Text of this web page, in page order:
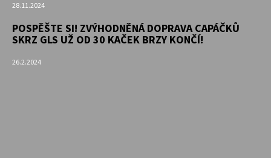
28.11.2024
POSPĚŠTE SI! ZVÝHODNĚNÁ DOPRAVA CAPÁČKŮ
SKRZ GLS UŽ OD 30 KAČEK BRZY KONČÍ!
26.2.2024